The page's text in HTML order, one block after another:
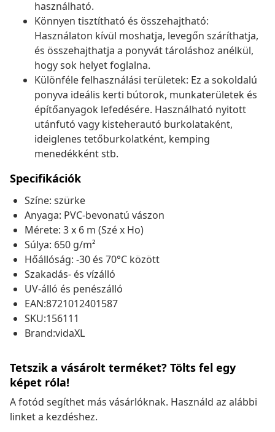
használható.
Könnyen tisztítható és összehajtható:
Használaton kívül moshatja, levegőn száríthatja,
és összehajthatja a ponyvát tároláshoz anélkül,
hogy sok helyet foglalna.
Különféle felhasználási területek: Ez a sokoldalú
ponyva ideális kerti bútorok, munkaterületek és
építőanyagok lefedésére. Használható nyitott
utánfutó vagy kisteherautó burkolataként,
ideiglenes tetőburkolatként, kemping
menedékként stb.
Specifikációk
Színe: szürke
Anyaga: PVC-bevonatú vászon
Mérete: 3 x 6 m (Szé x Ho)
Súlya: 650 g/m²
Hőállóság: -30 és 70°C között
Szakadás- és vízálló
UV-álló és penészálló
EAN:8721012401587
SKU:156111
Brand:vidaXL
Tetszik a vásárolt terméket? Tölts fel egy
képet róla!
A fotód segíthet más vásárlóknak. Használd az alábbi
linket a kezdéshez.